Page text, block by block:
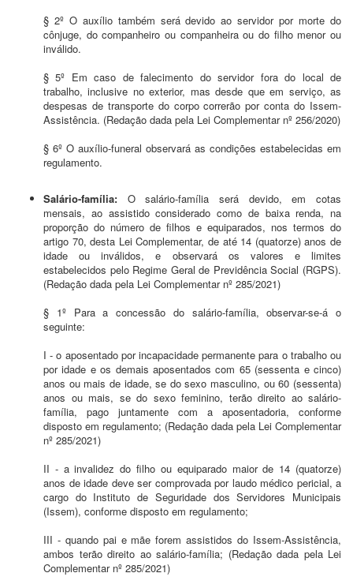
§ 2º O auxílio também será devido ao servidor por morte do
cônjuge, do companheiro ou companheira ou do filho menor ou
inválido.
§ 5º Em caso de falecimento do servidor fora do local de
trabalho, inclusive no exterior, mas desde que em serviço, as
despesas de transporte do corpo correrão por conta do Issem-
Assistência. (Redação dada pela Lei Complementar nº 256/2020)
§ 6º O auxílio-funeral observará as condições estabelecidas em
regulamento.
Salário-família: O salário-família será devido, em cotas
mensais, ao assistido considerado como de baixa renda, na
proporção do número de filhos e equiparados, nos termos do
artigo 70, desta Lei Complementar, de até 14 (quatorze) anos de
idade ou inválidos, e observará os valores e limites
estabelecidos pelo Regime Geral de Previdência Social (RGPS).
(Redação dada pela Lei Complementar nº 285/2021)
§ 1º Para a concessão do salário-família, observar-se-á o
seguinte:
I - o aposentado por incapacidade permanente para o trabalho ou
por idade e os demais aposentados com 65 (sessenta e cinco)
anos ou mais de idade, se do sexo masculino, ou 60 (sessenta)
anos ou mais, se do sexo feminino, terão direito ao salário-
família, pago juntamente com a aposentadoria, conforme
disposto em regulamento; (Redação dada pela Lei Complementar
nº 285/2021)
II - a invalidez do filho ou equiparado maior de 14 (quatorze)
anos de idade deve ser comprovada por laudo médico pericial, a
cargo do Instituto de Seguridade dos Servidores Municipais
(Issem), conforme disposto em regulamento;
III - quando pai e mãe forem assistidos do Issem-Assistência,
ambos terão direito ao salário-família; (Redação dada pela Lei
Complementar nº 285/2021)